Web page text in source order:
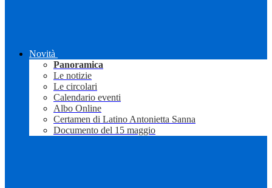
Novità
Panoramica
Le notizie
Le circolari
Calendario eventi
Albo Online
Certamen di Latino Antonietta Sanna
Documento del 15 maggio